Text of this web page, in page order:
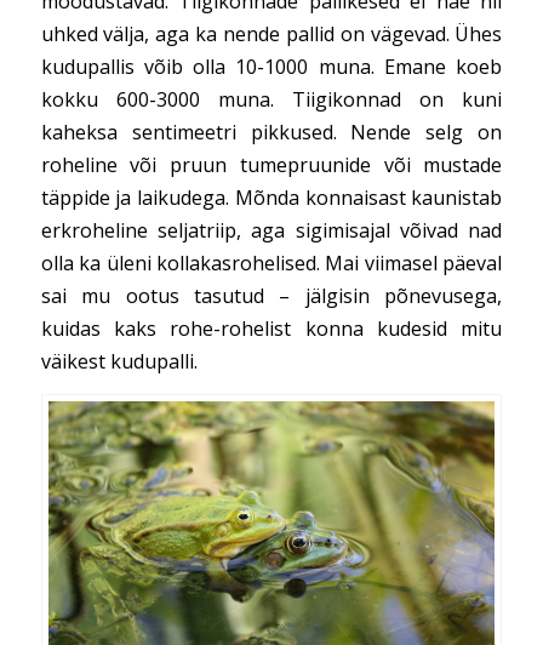
uhked välja, aga ka nende pallid on vägevad. Ühes
kudupallis võib olla 10-1000 muna. Emane koeb
kokku 600-3000 muna. Tiigikonnad on kuni
kaheksa sentimeetri pikkused. Nende selg on
roheline või pruun tumepruunide või mustade
täppide ja laikudega. Mõnda konnaisast kaunistab
erkroheline seljatriip, aga sigimisajal võivad nad
olla ka üleni kollakasrohelised. Mai viimasel päeval
sai mu ootus tasutud – jälgisin põnevusega,
kuidas kaks rohe-rohelist konna kudesid mitu
väikest kudupalli.